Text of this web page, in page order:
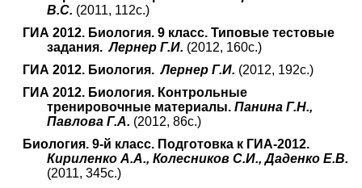
В.С. (2011, 112с.)
ГИА 2012. Биология. 9 класс. Типовые тестовые
задания.Лернер Г.И. (2012, 160с.)
ГИА 2012. Биология. Лернер Г.И. (2012, 192с.)
ГИА 2012. Биология. Контрольные
тренировочные материалы. Панина Г.Н.,
Павлова Г.А. (2012, 86с.)
Биология. 9-й класс. Подготовка к ГИА-2012.
Кириленко А.А., Колесников С.И., Даденко Е.В.
(2011, 345с.)